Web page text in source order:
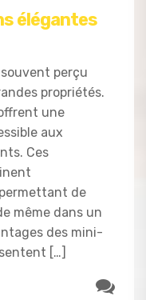
élégantes
perçu
propriétés.
une
aux
Ces
de
même dans un
des mini-
[…]